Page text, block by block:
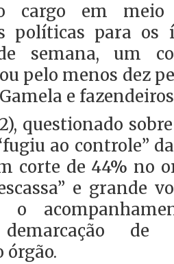
cargo em
políticas para os
semana, um
pelo menos dez
e
questionado
ao controle”
corte de 44% no
e grande
o
de
órgão.